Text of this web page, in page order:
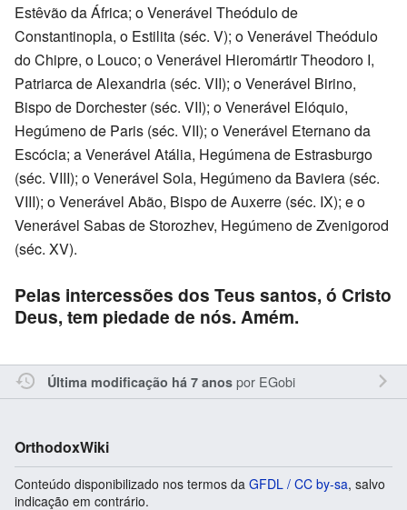
Estêvão da África; o Venerável Theódulo de
Constantinopla, o Estilita (séc. V); o Venerável Theódulo
do Chipre, o Louco; o Venerável Hieromártir Theodoro I,
Patriarca de Alexandria (séc. VII); o Venerável Birino,
Bispo de Dorchester (séc. VII); o Venerável Elóquio,
Hegúmeno de Paris (séc. VII); o Venerável Eternano da
Escócia; a Venerável Atália, Hegúmena de Estrasburgo
(séc. VIII); o Venerável Sola, Hegúmeno da Baviera (séc.
VIII); o Venerável Abão, Bispo de Auxerre (séc. IX); e o
Venerável Sabas de Storozhev, Hegúmeno de Zvenigorod
(séc. XV).
Pelas intercessões dos Teus santos, ó Cristo
Deus, tem piedade de nós. Amém.
Última modificação há 7 anospor EGobi
OrthodoxWiki
Conteúdo disponibilizado nos termos da GFDL / CC by-sa, salvo
indicação em contrário.